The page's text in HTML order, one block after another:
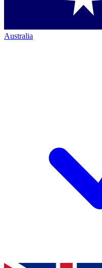
Australia